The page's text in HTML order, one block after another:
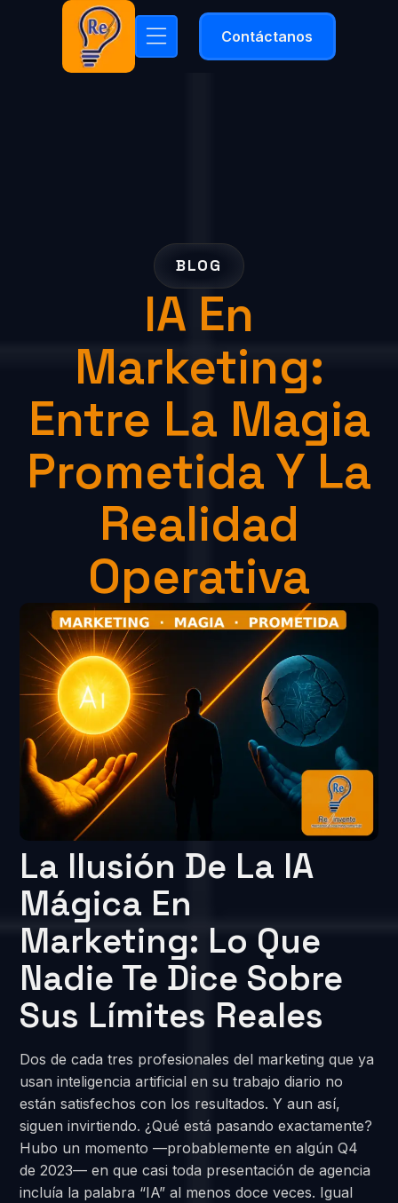
Contáctanos
BLOG
IA En
Marketing:
Entre La Magia
Prometida Y La
Realidad
Operativa
La Ilusión De La IA
Mágica En
Marketing: Lo Que
Nadie Te Dice Sobre
Sus Límites Reales
Dos de cada tres profesionales del marketing que ya
usan inteligencia artificial en su trabajo diario no
están satisfechos con los resultados. Y aun así,
siguen invirtiendo. ¿Qué está pasando exactamente?
Hubo un momento —probablemente en algún Q4
de 2023— en que casi toda presentación de agencia
incluía la palabra “IA” al menos doce veces. Igual